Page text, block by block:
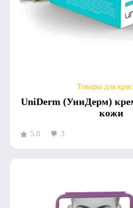
Товары для
UniDerm (УниДерм)
кожи
5.0 3